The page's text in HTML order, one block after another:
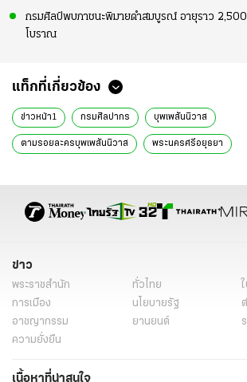
กรมศิลป์พบภาชนะพิมายดำสมบูรณ์ อายุราว
โบราณ
แท็กที่เกี่ยวข้อง
ข่าวหน้า1 กรมศิลปากร บุพเพสันนิวาส
ตามรอยละครบุพเพสันนิวาส พระนครศรีอยุธยา
ข่าว
พระราชสำนัก ทั่วไทย
การเมือง
นโยบายรัฐ
อาชญากรรม
ยานยนต์
ความยั่งยืน
เนื้อหาที่น่าสนใจ